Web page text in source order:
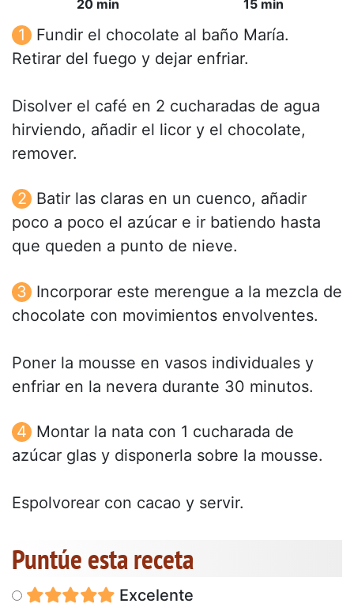
20 min 15 min
Fundir el chocolate al baño María.
Retirar del fuego y dejar enfriar.
Disolver el café en 2 cucharadas de agua
hirviendo, añadir el licor y el chocolate,
remover.
Batir las claras en un cuenco, añadir
poco a poco el azúcar e ir batiendo hasta
que queden a punto de nieve.
Incorporar este merengue a la mezcla de
chocolate con movimientos envolventes.
Poner la mousse en vasos individuales y
enfriar en la nevera durante 30 minutos.
Montar la nata con 1 cucharada de
azúcar glas y disponerla sobre la mousse.
Espolvorear con cacao y servir.
Puntúe esta receta
Excelente